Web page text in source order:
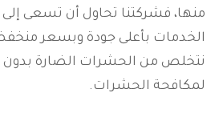
منها، فشركتنا تحاول أن تسعى
الخدمات بأعلى جودة وبسعر
نتخلص من الحشرات الضارة بدون
لمكافحة الحشرات.